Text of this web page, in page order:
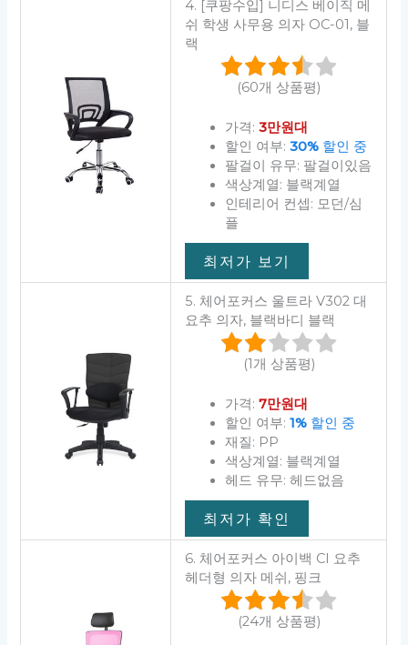
4. [쿠팡수입] 니디스 베이직 메
쉬 학생 사무용 의자 OC-01, 블
랙
(60개 상품평)
가격: 3만원대
할인 여부: 30%할인 중
팔걸이 유무: 팔걸이있음
색상계열: 블랙계열
인테리어 컨셉: 모던/심
플
최저가 보기
5. 체어포커스 울트라 V302 대
요추 의자, 블랙바디 블랙
(1개 상품평)
가격: 7만원대
할인 여부: 1%할인 중
재질: PP
색상계열: 블랙계열
헤드 유무: 헤드없음
최저가 확인
6. 체어포커스 아이백 CI 요추
헤더형 의자 메쉬, 핑크
(24개 상품평)